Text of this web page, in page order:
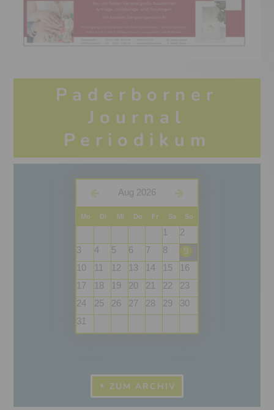
Paderborner
Journal
Periodikum
Aug 2026
Mo Di Mi Do Fr Sa So
1
2
3
4 5 6 7 8
9
10
11 12 13 14 15
16
17
18 19 20 21 22
23
24
25 26 27 28 29
30
31
ZUM ARCHIV